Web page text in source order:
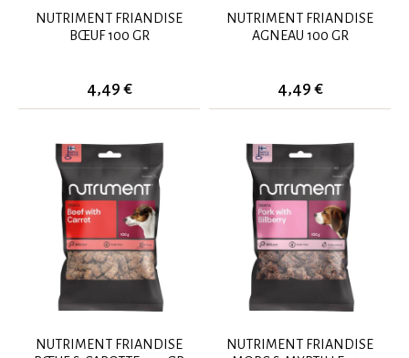
NUTRIMENT FRIANDISE
BŒUF 100 GR
4,49 €
NUTRIMENT FRIANDISE
AGNEAU 100 GR
4,49 €
NUTRIMENT FRIANDISE
NUTRIMENT FRIANDISE